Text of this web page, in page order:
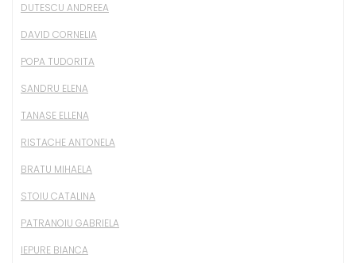
DUTESCU ANDREEA
DAVID CORNELIA
POPA TUDORITA
SANDRU ELENA
TANASE ELLENA
RISTACHE ANTONELA
BRATU MIHAELA
STOIU CATALINA
PATRANOIU GABRIELA
IEPURE BIANCA